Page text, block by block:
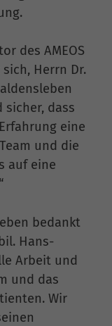
des AMEOS
Herrn Dr.
sicher, dass
eine
und die
auf eine
bedankt
Hans-
Arbeit und
und das
Wir